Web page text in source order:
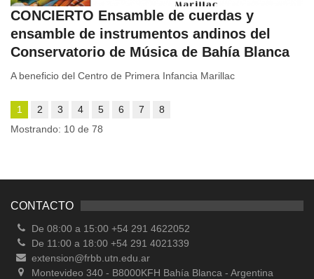
CONCIERTO Ensamble de cuerdas y
ensamble de instrumentos andinos del
Conservatorio de Música de Bahía Blanca
A beneficio del Centro de Primera Infancia Marillac
1 2 3 4 5 6 7
8
Mostrando: 10 de 78
CONTACTO
De 08:00 a 15:00 +54 291 4622052
De 11:00 a 18:00 +54 291 4021339
extension@frbb.utn.edu.ar
Montevideo 340 - B8000KFH Bahía Blanca - Argentina